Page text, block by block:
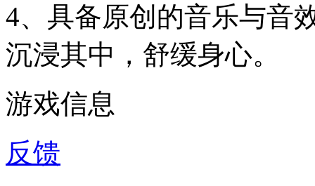
4、具备原创的音乐与音
沉浸其中，舒缓身心。
游戏信息
反馈